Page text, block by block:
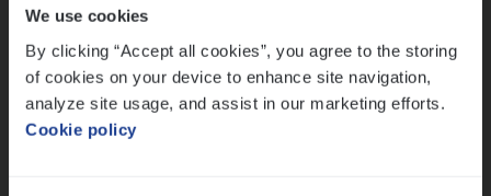
We use cookies
By clicking “Accept all cookies”, you agree to the storing
of cookies on your device to enhance site navigation,
analyze site usage, and assist in our marketing efforts.
Cookie policy
Scha­de­be­heer­der verzekeringen
Claims Management
Sint-Niklaas/Temse